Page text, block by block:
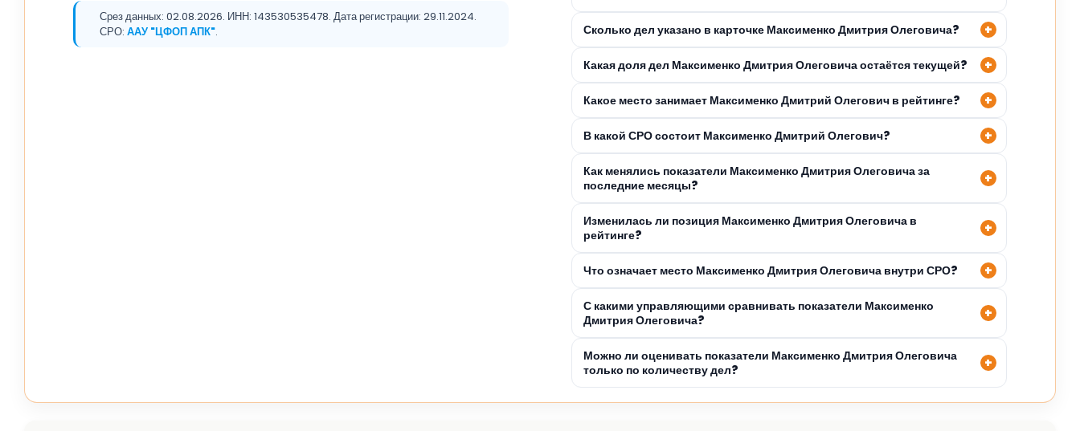
Срез данных: 02.08.2026. ИНН: 143530535478. Дата регистрации: 29.11.2024.
СРО: ААУ "ЦФОП АПК". Сколько дел указано в карточке Максименко Дмитрия Олеговича?
Какая доля дел Максименко Дмитрия Олеговича остаётся текущей?
Какое место занимает Максименко Дмитрий Олегович в рейтинге?
В какой СРО состоит Максименко Дмитрий Олегович?
Как менялись показатели Максименко Дмитрия Олеговича за
последние месяцы?
Изменилась ли позиция Максименко Дмитрия Олеговича в
рейтинге?
Что означает место Максименко Дмитрия Олеговича внутри СРО?
С какими управляющими сравнивать показатели Максименко
Дмитрия Олеговича?
Можно ли оценивать показатели Максименко Дмитрия Олеговича
только по количеству дел?